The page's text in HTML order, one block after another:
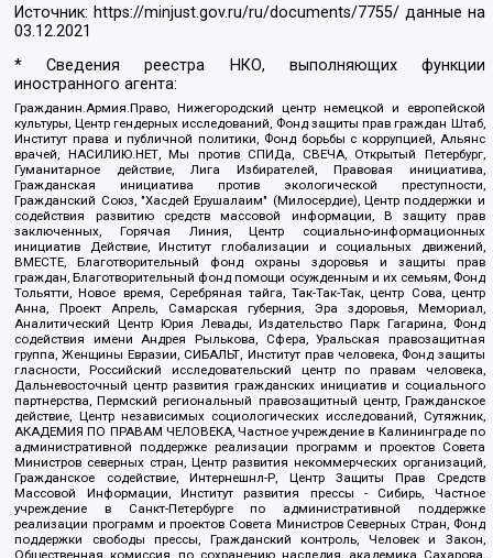
Источник: https://minjust.gov.ru/ru/documents/7755/ данные на
03.12.2021
* Сведения реестра НКО, выполняющих функции
иностранного агента:
Гражданин.Армия.Право, Нижегородский центр немецкой и европейской
культуры, Центр гендерных исследований, Фонд защиты прав граждан Штаб,
Институт права и публичной политики, Фонд борьбы с коррупцией, Альянс
врачей, НАСИЛИЮ.НЕТ, Мы против СПИДа, СВЕЧА, Открытый Петербург,
Гуманитарное действие, Лига Избирателей, Правовая инициатива,
Гражданская инициатива против экологической преступности,
Гражданский Союз, "Хасдей Ерушалаим" (Милосердие), Центр поддержки и
содействия развитию средств массовой информации, В защиту прав
заключенных, Горячая Линия, Центр социально-информационных
инициатив Действие, Институт глобализации и социальных движений,
ВМЕСТЕ, Благотворительный фонд охраны здоровья и защиты прав
граждан, Благотворительный фонд помощи осужденным и их семьям, Фонд
Тольятти, Новое время, Серебряная тайга, Так-Так-Так, центр Сова, центр
Анна, Проект Апрель, Самарская губерния, Эра здоровья, Мемориал,
Аналитический Центр Юрия Левады, Издательство Парк Гагарина, Фонд
содействия имени Андрея Рылькова, Сфера, Уральская правозащитная
группа, Женщины Евразии, СИБАЛЬТ, Институт прав человека, Фонд защиты
гласности, Российский исследовательский центр по правам человека,
Дальневосточный центр развития гражданских инициатив и социального
партнерства, Пермский региональный правозащитный центр, Гражданское
действие, Центр независимых социологических исследований, Сутяжник,
АКАДЕМИЯ ПО ПРАВАМ ЧЕЛОВЕКА, Частное учреждение в Калининграде по
административной поддержке реализации программ и проектов Совета
Министров северных стран, Центр развития некоммерческих организаций,
Гражданское содействие, Интернешнл-Р, Центр Защиты Прав Средств
Массовой Информации, Институт развития прессы - Сибирь, Частное
учреждение в Санкт-Петербурге по административной поддержке
реализации программ и проектов Совета Министров Северных Стран, Фонд
поддержки свободы прессы, Гражданский контроль, Человек и Закон,